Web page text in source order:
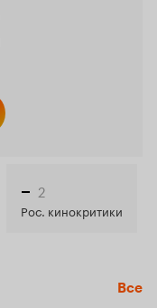
– 2
Рос. кинокритики
Все